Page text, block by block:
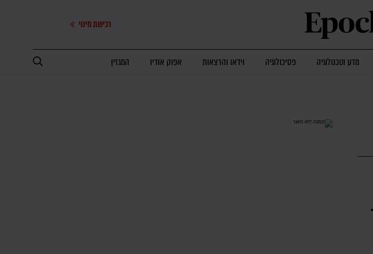
רכישת מינוי
מדע וטכנולוגיה פסיכולוגיה וידאו והרצאות אפוק אודיו המגזין